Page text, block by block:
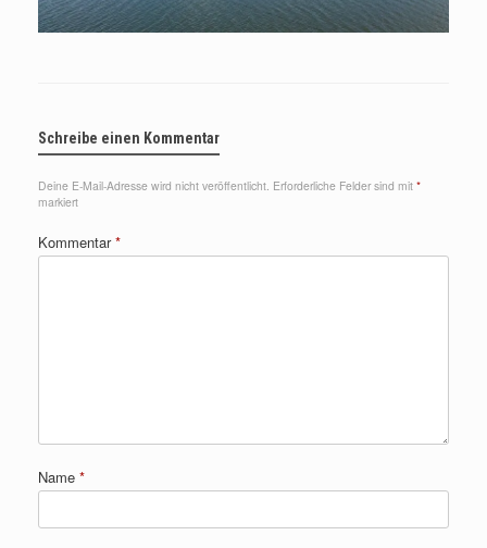
Schreibe einen Kommentar
Deine E-Mail-Adresse wird nicht veröffentlicht. Erforderliche Felder sind mit *
markiert
Kommentar*
Name *